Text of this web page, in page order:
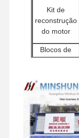
Casos
Perkins Engine
Motor Yanmar
Motor Isuzu
Motor Cummins
Kit de
reconstrução
do motor
Blocos de
cilindros
Motores de
arranque
Componentes